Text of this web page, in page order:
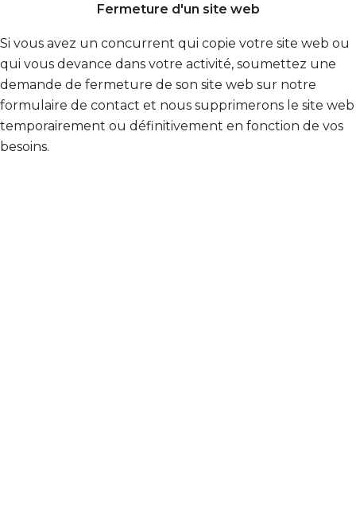
Fermeture d'un site web
Si vous avez un concurrent qui copie votre site web ou
qui vous devance dans votre activité, soumettez une
demande de fermeture de son site web sur notre
formulaire de contact et nous supprimerons le site web
temporairement ou définitivement en fonction de vos
besoins.